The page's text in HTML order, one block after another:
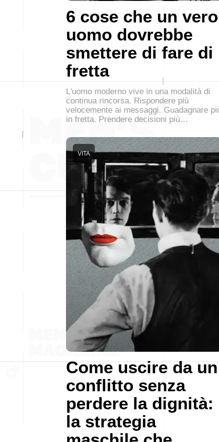
6 cose che un vero
uomo dovrebbe
smettere di fare di
fretta
L'uomo moderno vive in una modalità di
continua rincorsa. Rispondere più
velocemente ai messaggi. Guadagnare
in fretta. Prendere decisioni più…
Come uscire da un
conflitto senza
perdere la dignità:
la strategia
VITA